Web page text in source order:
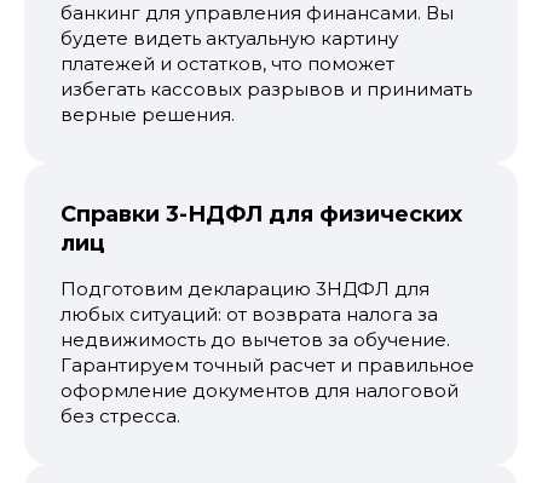
банкинг для управления финансами. Вы
будете видеть актуальную картину
платежей и остатков, что поможет
избегать кассовых разрывов и принимать
верные решения.
Справки 3-НДФЛ для физических
лиц
Подготовим декларацию 3НДФЛ для
любых ситуаций: от возврата налога за
недвижимость до вычетов за обучение.
Гарантируем точный расчет и правильное
оформление документов для налоговой
без стресса.